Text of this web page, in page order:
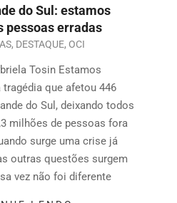
do Sul: estamos
pessoas erradas
, DESTAQUE, OCI
Tosin Estamos
tragédia que afetou 446
do Sul, deixando todos
milhões de pessoas fora
surge uma crise já
outras questões surgem
vez não foi diferente